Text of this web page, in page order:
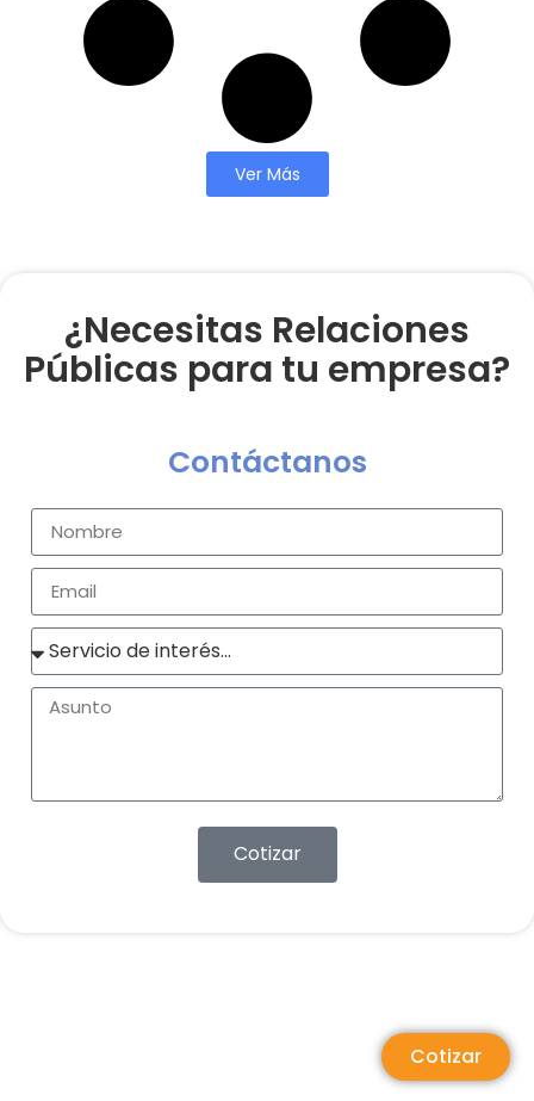
Ver Más
¿Necesitas Relaciones
Públicas para tu empresa?
Contáctanos
Cotizar
Cotizar